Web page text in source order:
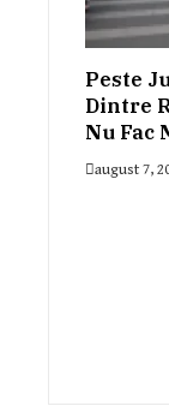
Peste
Dintre
Nu Fac
august 7,